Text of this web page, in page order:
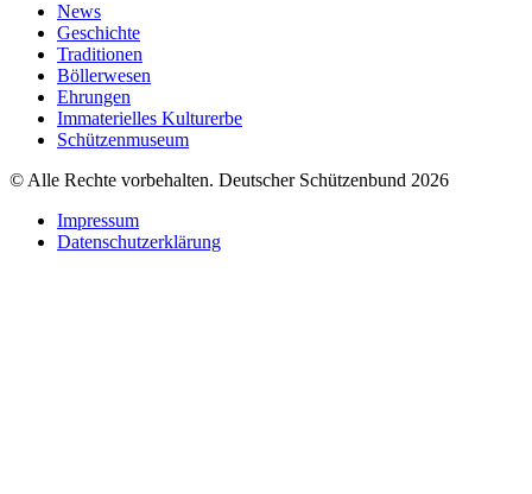
News
Geschichte
Traditionen
Böllerwesen
Ehrungen
Immaterielles Kulturerbe
Schützenmuseum
© Alle Rechte vorbehalten. Deutscher Schützenbund 2026
Impressum
Datenschutzerklärung